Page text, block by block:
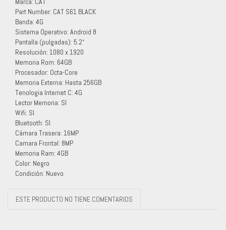
Part Number: CAT S61 BLACK
Banda: 4G
Sistema Operativo: Android 8
Pantalla (pulgadas): 5.2“
Resolución: 1080 x 1920
Memoria Rom: 64GB
Procesador: Octa-Core
Memoria Externa: Hasta 256GB
Tenologia Internet C: 4G
Lector Memoria: SI
Wifi: SI
Bluetooth: SI
Cámara Trasera: 16MP
Camara Frontal: 8MP
Memoria Ram: 4GB
Color: Negro
Condición: Nuevo
ESTE PRODUCTO NO TIENE COMENTARIOS